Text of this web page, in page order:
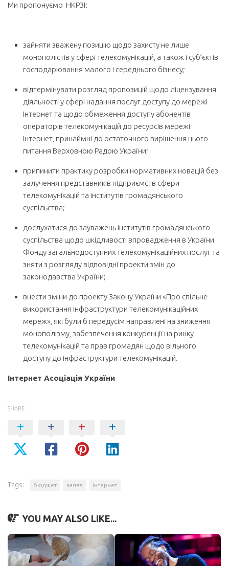
Ми пропонуємо НКРЗІ:
зайняти зважену позицію щодо захисту не лише
монополістів у сфері телекомунікацій, а також і суб’єктів
господарювання малого і середнього бізнесу;
відтермінувати розгляд пропозицій щодо ліцензування
діяльності у сфері надання послуг доступу до мережі
Інтернет та щодо обмеження доступу абонентів
операторів телекомунікацій до ресурсів мережі
Інтернет, принаймні до остаточного вирішення цього
питання Верховною Радою України;
припинити практику розробки нормативних новацій без
залучення представників підприємств сфери
телекомунікацій та інститутів громадянського
суспільства;
дослухатися до зауважень інститутів громадянського
суспільства щодо шкідливості впровадження в України
Фонду загальнодоступних телекомунікаційних послуг та
зняти з розгляду відповідні проекти змін до
законодавства України;
внести зміни до проекту Закону України «Про спільне
використання інфраструктури телекомунікаційних
мереж», які були б передусім направлені на зниження
монополізму, забезпечення конкуренції на ринку
телекомунікацій та прав громадян щодо вільного
доступу до інфраструктури телекомунікацій.
Інтернет Асоціація України
SHARE
Tags: бюджет заява інтернет
YOU MAY ALSO LIKE...